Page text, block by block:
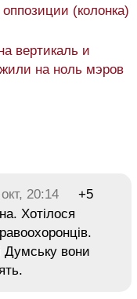
(колонка)
вертикаль и
на ноль мэров
20:14
+5
Хотілося
Думську вони